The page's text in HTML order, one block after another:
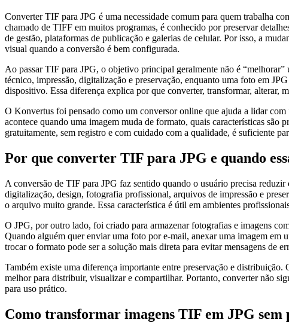
Converter TIF para JPG é uma necessidade comum para quem trabalha
chamado de TIFF em muitos programas, é conhecido por preservar
de gestão, plataformas de publicação e galerias de celular. Por isso, a
visual quando a conversão é bem configurada.
Ao passar TIF para JPG, o objetivo principal geralmente não é
técnico, impressão, digitalização e preservação, enquanto uma foto em
dispositivo. Essa diferença explica por que converter, transformar, alterar,
O Konvertus foi pensado como um conversor online que ajuda a lidar
acontece quando uma imagem muda de formato, quais características são
gratuitamente, sem registro e com cuidado com a qualidade, é suficiente
Por que converter TIF para JPG e quando
A conversão de TIF para JPG faz sentido quando o usuário precisa
digitalização, design, fotografia profissional, arquivos de impressão e
o arquivo muito grande. Essa característica é útil em ambientes
O JPG, por outro lado, foi criado para armazenar fotografias e imagens
Quando alguém quer enviar uma foto por e-mail, anexar uma imagem
trocar o formato pode ser a solução mais direta para evitar mensagens de
Também existe uma diferença importante entre preservação e
melhor para distribuir, visualizar e compartilhar. Portanto, converter não
para uso prático.
Como transformar imagens TIF em JPG